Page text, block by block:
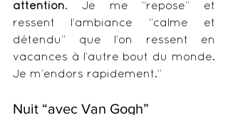
attention . Je me “repose” et
ressent l’ambiance “calme et
détendu” que l’on ressent en
vacances à l’autre bout du monde.
Je m’endors rapidement.”
Nuit “avec Van Gogh”